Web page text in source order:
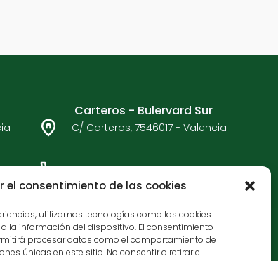
el consentimiento de las cookies
utilizamos tecnologías como las cookies
la información del dispositivo. El consentimiento
procesar datos como el comportamiento de
únicas en este sitio. No consentir o retirar el
Carteros - Bulervard Sur
C/ Carteros, 7546017 - Valencia
96 377 65 05